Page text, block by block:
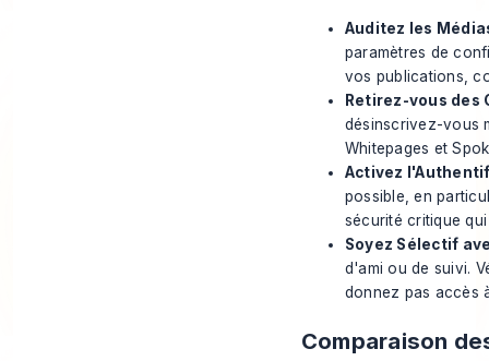
Auditez les
paramètres de
vos publications,
Retirez-vous des
désinscrivez-vous
Whitepages et
Activez
possible, en
sécurité critique
Soyez Sélectif
d'ami ou de suivi.
donnez pas accès
Comparaison